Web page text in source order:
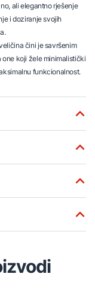
ali elegantno rješenje
i doziranje svojih
čini je savršenim
one koji žele minimalistički
funkcionalnost.